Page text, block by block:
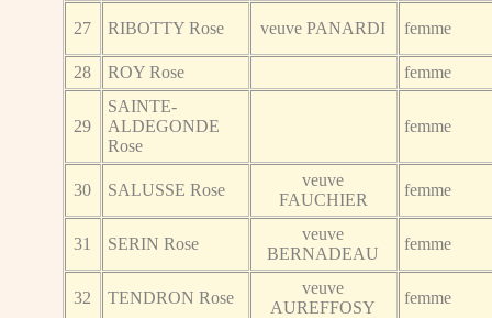
27 RIBOTTY Rose veuve PANARDI femme
28 ROY Rose femme
29
SAINTE-
ALDEGONDE
Rose
femme
30 SALUSSE Rose
veuve
FAUCHIER
femme
31 SERIN Rose
veuve
BERNADEAU
femme
32 TENDRON Rose
veuve
AUREFFOSY
femme